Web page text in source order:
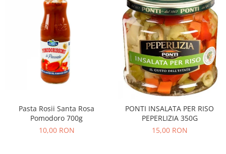
Pasta Rosii Santa Rosa
Pomodoro 700g
10,00 RON
PONTI INSALATA PER RISO
PEPERLIZIA 350G
15,00 RON